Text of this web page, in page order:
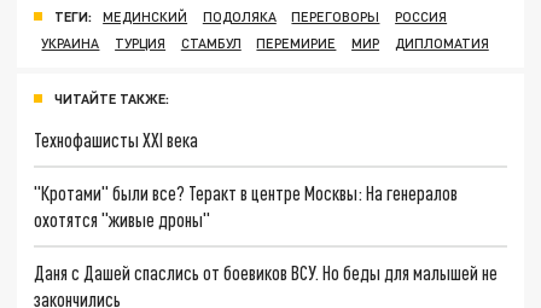
ТЕГИ: МЕДИНСКИЙ ПОДОЛЯКА ПЕРЕГОВОРЫ
РОССИЯ
УКРАИНА
ТУРЦИЯ СТАМБУЛ ПЕРЕМИРИЕ МИР ДИПЛОМАТИЯ
ЧИТАЙТЕ ТАКЖЕ:
Технофашисты XXI века
"Кротами" были все? Теракт в центре Москвы: На генералов
охотятся "живые дроны"
Даня с Дашей спаслись от боевиков ВСУ. Но беды для малышей не
закончились